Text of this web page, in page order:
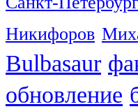
Никифоров
Bulbasaur
обновление